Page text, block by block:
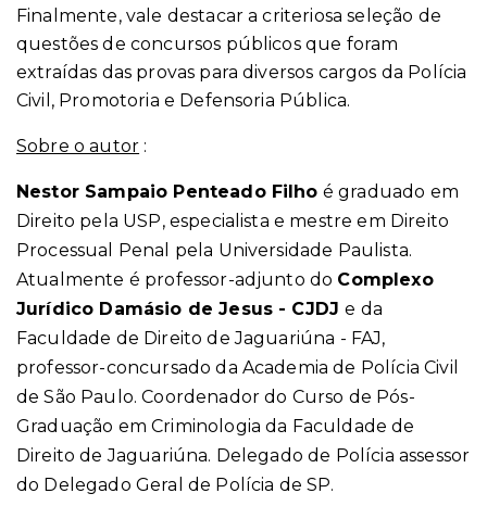
Finalmente, vale destacar a criteriosa seleção de
questões de concursos públicos que foram
extraídas das provas para diversos cargos da Polícia
Civil, Promotoria e Defensoria Pública.
Sobre o autor :
Nestor Sampaio Penteado Filho é graduado em
Direito pela USP, especialista e mestre em Direito
Processual Penal pela Universidade Paulista.
Atualmente é professor-adjunto do Complexo
Jurídico Damásio de Jesus - CJDJe da
Faculdade de Direito de Jaguariúna - FAJ,
professor-concursado da Academia de Polícia Civil
de São Paulo. Coordenador do Curso de Pós-
Graduação em Criminologia da Faculdade de
Direito de Jaguariúna. Delegado de Polícia assessor
do Delegado Geral de Polícia de SP.